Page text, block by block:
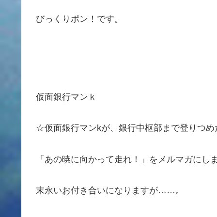
びっくりポン！です。
仮面銀行マンｋ
☆仮面銀行マンkが、銀行中枢部まで登りつめ
「あの暁に向かって走れ！」をメルマガにし
末永いお付き合いになりますが……。